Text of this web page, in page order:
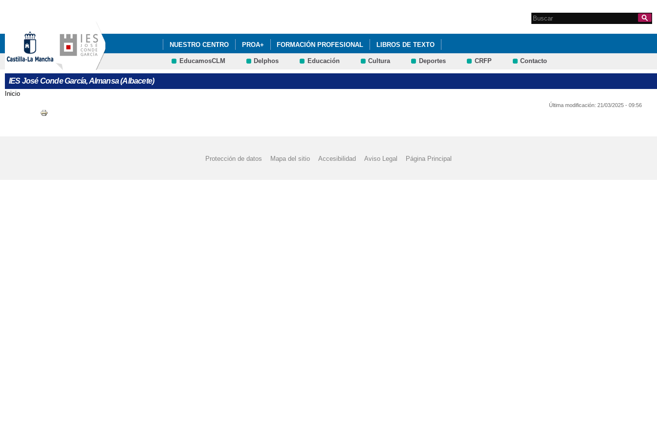
Formulario de
Search this site
NUESTRO CENTRO PROA+ FORMACIÓN PROFESIONAL LIBROS DE TEXTO
EducamosCLM Delphos Educación Cultura Deportes CRFP Contacto
IES José Conde García, Almansa (Albacete)
Se encuentra usted aquí
Inicio
Última modificación: 21/03/2025 - 09:56
Protección de datos Mapa del sitio Accesibilidad Aviso Legal Página Principal